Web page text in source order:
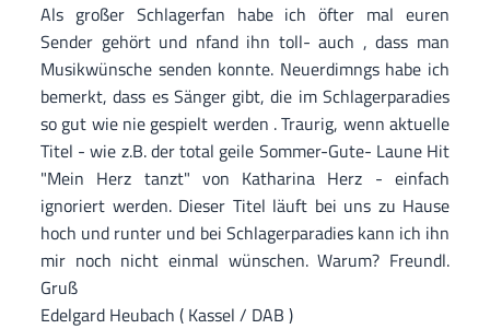
Als großer Schlagerfan habe ich öfter mal euren
Sender gehört und nfand ihn toll- auch , dass man
Musikwünsche senden konnte. Neuerdimngs habe ich
bemerkt, dass es Sänger gibt, die im Schlagerparadies
so gut wie nie gespielt werden . Traurig, wenn aktuelle
Titel - wie z.B. der total geile Sommer-Gute- Laune Hit
"Mein Herz tanzt" von Katharina Herz - einfach
ignoriert werden. Dieser Titel läuft bei uns zu Hause
hoch und runter und bei Schlagerparadies kann ich ihn
mir noch nicht einmal wünschen. Warum? Freundl.
Gruß
Edelgard Heubach ( Kassel / DAB )